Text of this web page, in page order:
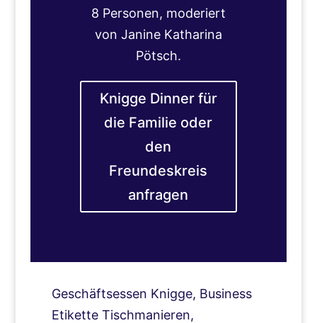
8 Personen, moderiert
von Janine Katharina
Pötsch.
Knigge Dinner für
die Familie oder
den
Freundeskreis
anfragen
Geschäftsessen Knigge, Business
Etikette Tischmanieren,